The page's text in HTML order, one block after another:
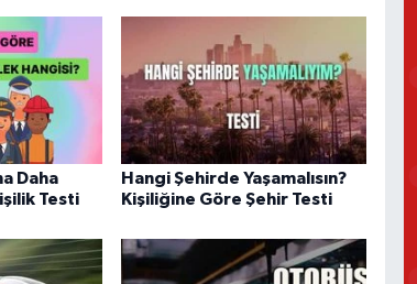
Daha
Testi
Hangi Şehirde Yaşamalısın?
Kişiliğine Göre Şehir Testi